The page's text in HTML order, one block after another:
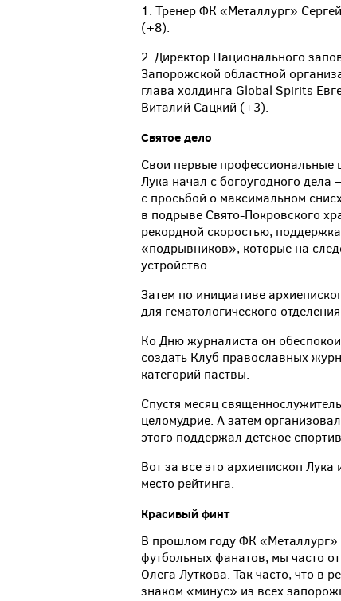
1. Тренер ФК «Металлург»
(+8).
2. Директор Национального
Запорожской областной
глава холдинга Global Spirits
Виталий Сацкий (+3).
Святое дело
Свои первые профессиональные
Лука начал с богоугодного
с просьбой о максимальном
в подрыве Свято-Покровского
рекордной скоростью,
«подрывников», которые на
устройство.
Затем по инициативе
для гематологического
Ко Дню журналиста он
создать Клуб православных
категорий паствы.
Спустя месяц
целомудрие. А затем
этого поддержал детское
Вот за все это архиепископ
место рейтинга.
Красивый финт
В прошлом году ФК
футбольных фанатов, мы часто
Олега Луткова. Так часто, что в
знаком «минус» из всех